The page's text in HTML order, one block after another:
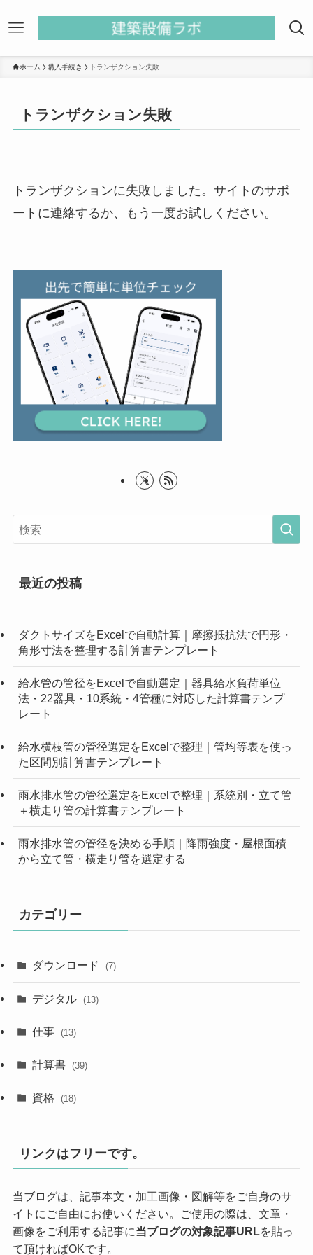
ホーム 購入手続き トランザクション失敗
トランザクション失敗
トランザクションに失敗しました。サイトのサポ
ートに連絡するか、もう一度お試しください。
最近の投稿
ダクトサイズをExcelで自動計算｜摩擦抵抗法で円形・
角形寸法を整理する計算書テンプレート
給水管の管径をExcelで自動選定｜器具給水負荷単位
法・22器具・10系統・4管種に対応した計算書テンプ
レート
給水横枝管の管径選定をExcelで整理｜管均等表を使っ
た区間別計算書テンプレート
雨水排水管の管径選定をExcelで整理｜系統別・立て管
＋横走り管の計算書テンプレート
雨水排水管の管径を決める手順｜降雨強度・屋根面積
から立て管・横走り管を選定する
カテゴリー
ダウンロード (7)
デジタル (13)
仕事 (13)
計算書 (39)
資格 (18)
リンクはフリーです。
当ブログは、記事本文・加工画像・図解等をご自身のサ
イトにご自由にお使いください。ご使用の際は、文章・
画像をご利用する記事に当ブログの対象記事URLを貼っ
て頂ければOKです。